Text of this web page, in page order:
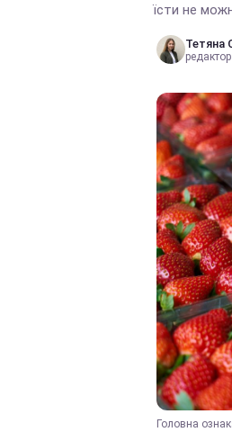
їсти не
Тетяна
Головна